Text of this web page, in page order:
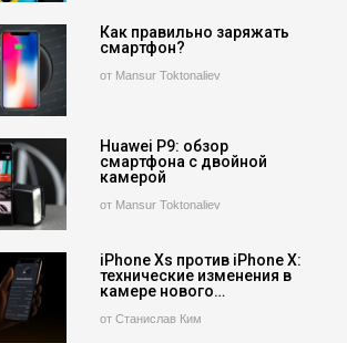
Как правильно заряжать
смартфон?
от Mansur Toktonaliev
Huawei P9: обзор
смартфона с двойной
камерой
от Mansur Toktonaliev
iPhone Xs против iPhone X:
технические изменения в
камере нового…
от Станислав Ким